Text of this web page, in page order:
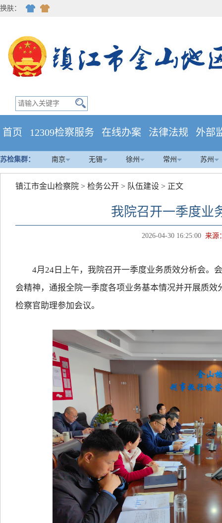
换肤：
首页 12309检察服务 在线办案 法律法规 外部
苏检集群： 南京 无锡 徐州 常州 苏州
镇江市金山检察院 > 检务公开 > 队伍建设 > 正文
我院召开一季度业
2026-04-30 16:25:00 来源
4月24日上午，我院召开一季度业务质效分析会。
会精神，通报全院一季度各项业务基本情况并开展质
检察官助理参加会议。